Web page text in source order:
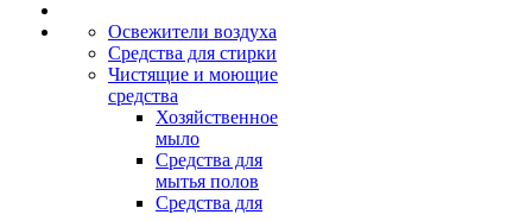
Освежители воздуха
Средства для стирки
Чистящие и моющие
средства
Хозяйственное
мыло
Средства для
мытья полов
Средства для